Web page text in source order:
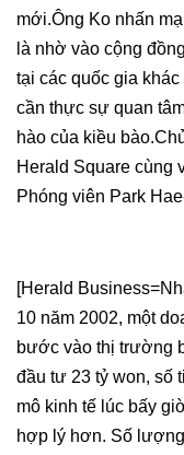
mới.Ông Ko nhấn
là nhờ vào cộng
tại các quốc gia
cần thực sự quan
hào của kiều
Herald Square cùng
Phóng viên Park
[Herald
10 năm 2002, một
bước vào thị trường
đầu tư 23 tỷ won, số
mô kinh tế lúc bấy
hợp lý hơn. Số